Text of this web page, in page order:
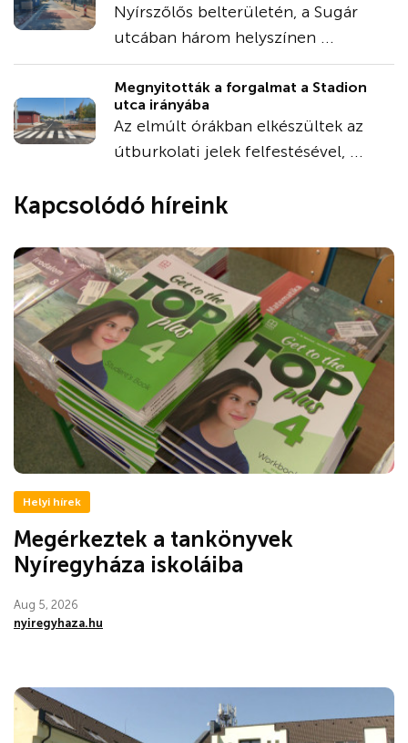
Nyírszőlős belterületén, a Sugár
utcában három helyszínen ...
Megnyitották a forgalmat a Stadion
utca irányába
Az elmúlt órákban elkészültek az
útburkolati jelek felfestésével, ...
Kapcsolódó híreink
Helyi hírek
Megérkeztek a tankönyvek
Nyíregyháza iskoláiba
Aug 5, 2026
nyiregyhaza.hu